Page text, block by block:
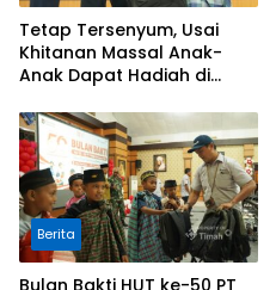
Tetap Tersenyum, Usai
Khitanan Massal Anak-
Anak Dapat Hadiah di
TIMAH di Kundur
Berita
Bulan Bakti HUT ke-50 PT